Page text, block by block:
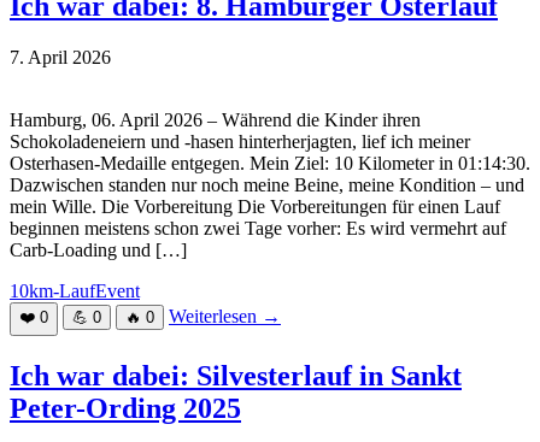
7. April 2026
Hamburg, 06. April 2026 – Während die Kinder ihren
Schokoladeneiern und -hasen hinterherjagten, lief ich meiner
Osterhasen-Medaille entgegen. Mein Ziel: 10 Kilometer in 01:14:30.
Dazwischen standen nur noch meine Beine, meine Kondition – und
mein Wille. Die Vorbereitung Die Vorbereitungen für einen Lauf
beginnen meistens schon zwei Tage vorher: Es wird vermehrt auf
Carb-Loading und […]
10km-LaufEvent
❤️ 0 💪 0 🔥 0 Weiterlesen →
Ich war dabei: Silvesterlauf in Sankt
Peter-Ording 2025